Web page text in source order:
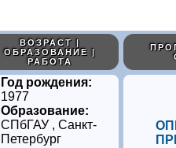
ВОЗРАСТ |
ОБРАЗОВАНИЕ |
РАБОТА
Год рождения:
1977
Образование:
СПбГАУ , Санкт-
Петербург